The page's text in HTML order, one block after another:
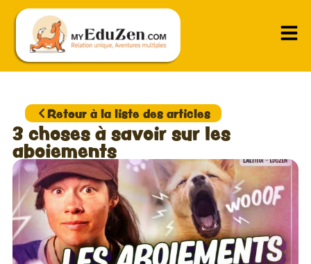
Retour à la liste des articles
3 choses à savoir sur les
aboiements